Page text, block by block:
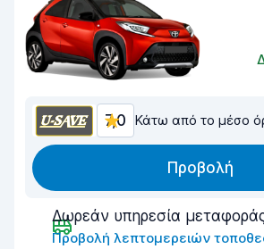
7,0 Κάτω από το μέσο
Προβολή
Δωρεάν υπηρεσία
Προβολή λεπτομερειών